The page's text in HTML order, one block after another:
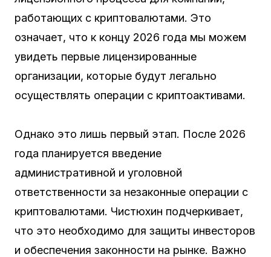
работающих с криптовалютами. Это
означает, что к концу 2026 года мы можем
увидеть первые лицензированные
организации, которые будут легально
осуществлять операции с криптоактивами.
Однако это лишь первый этап. После 2026
года планируется введение
административной и уголовной
ответственности за незаконные операции с
криптовалютами. Чистюхин подчеркивает,
что это необходимо для защиты инвесторов
и обеспечения законности на рынке. Важно